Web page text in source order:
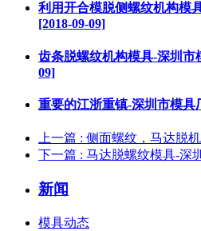
利用开合模脱侧螺纹机构模
[2018-09-09]
齿条脱螺纹机构模具-深圳市
09]
重要的江浙重镇-深圳市模具
上一篇 : 侧面螺纹，马达脱
下一篇 : 马达脱螺纹模具-深
新闻
模具动态